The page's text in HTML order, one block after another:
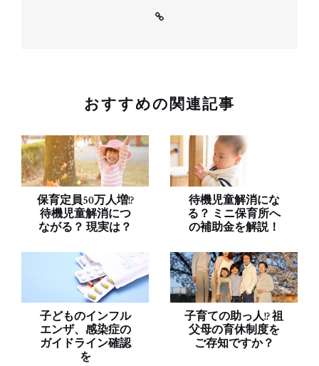
おすすめの関連記事
保育定員50万人増!?
待機児童解消につ
ながる？ 現実は？
待機児童解消にな
る？ ミニ保育所へ
の補助金を解説！
子どものインフル
エンザ、感染症の
ガイドライン確認
を
子育ての助っ人!? 祖
父母の育休制度を
ご存知ですか？